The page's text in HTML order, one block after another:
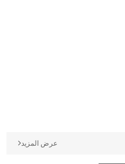
عرض المزيد